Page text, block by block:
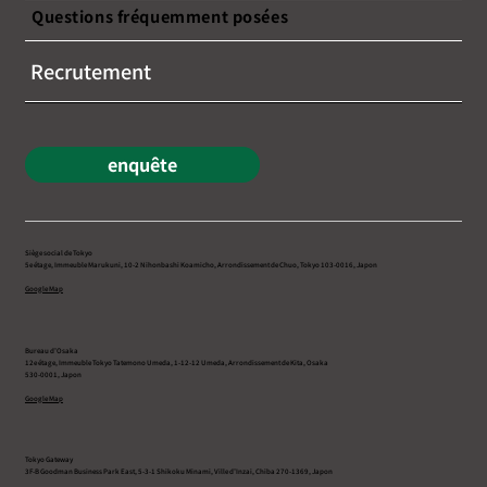
Questions fréquemment posées
Recrutement
enquête
Siège social de Tokyo
5e étage, Immeuble Marukuni, 10-2 Nihonbashi Koamicho, Arrondissement de Chuo, Tokyo 103-0016, Japon
Google Map
Bureau d’Osaka
12e étage, Immeuble Tokyo Tatemono Umeda, 1-12-12 Umeda, Arrondissement de Kita, Osaka
530-0001, Japon
Google Map
Tokyo Gateway
3F-B Goodman Business Park East, 5-3-1 Shikoku Minami, Ville d’Inzai, Chiba 270-1369, Japon